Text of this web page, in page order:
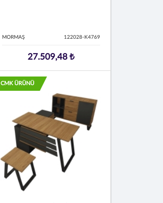
MORMAŞ 122028-K4769
27.509,48 ₺
CMK ÜRÜNÜ